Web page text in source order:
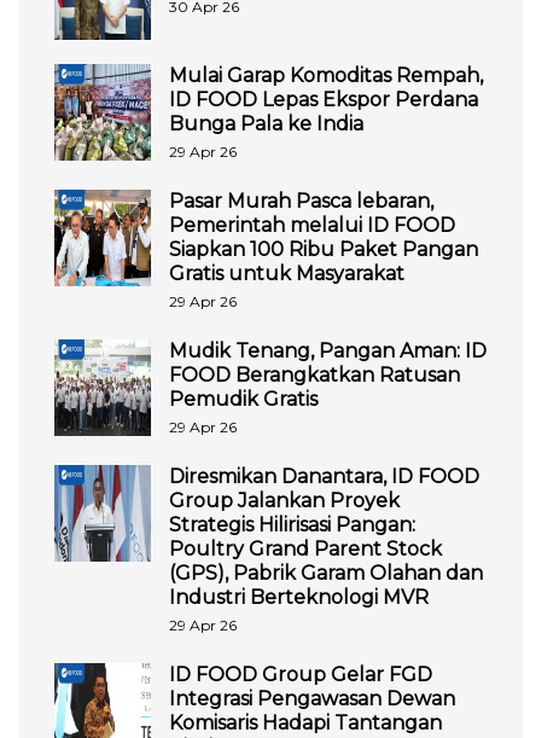
30 Apr 26
Mulai Garap Komoditas Rempah,
ID FOOD Lepas Ekspor Perdana
Bunga Pala ke India
29 Apr 26
Pasar Murah Pasca lebaran,
Pemerintah melalui ID FOOD
Siapkan 100 Ribu Paket Pangan
Gratis untuk Masyarakat
29 Apr 26
Mudik Tenang, Pangan Aman: ID
FOOD Berangkatkan Ratusan
Pemudik Gratis
29 Apr 26
Diresmikan Danantara, ID FOOD
Group Jalankan Proyek
Strategis Hilirisasi Pangan:
Poultry Grand Parent Stock
(GPS), Pabrik Garam Olahan dan
Industri Berteknologi MVR
29 Apr 26
ID FOOD Group Gelar FGD
Integrasi Pengawasan Dewan
Komisaris Hadapi Tantangan